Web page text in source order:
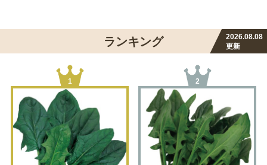
ランキング
2026.08.08
更新
1 2